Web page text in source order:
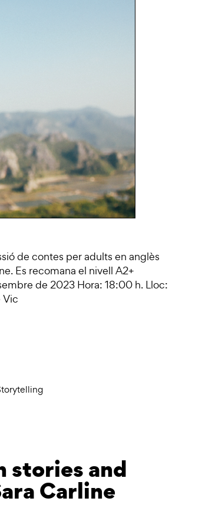
de contes per adults en anglès
Es recomana el nivell A2+
de 2023 Hora: 18:00 h. Lloc:
Vic
stories and
Carline